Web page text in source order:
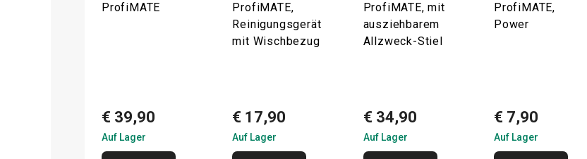
ProfiMATE
€ 39,90
Auf Lager
ProfiMATE,
Reinigungsgerät
mit Wischbezug
€ 17,90
Auf Lager
ProfiMATE, mit
ausziehbarem
Allzweck-Stiel
€ 34,90
Auf Lager
ProfiMATE,
Power
€ 7,90
Auf Lager